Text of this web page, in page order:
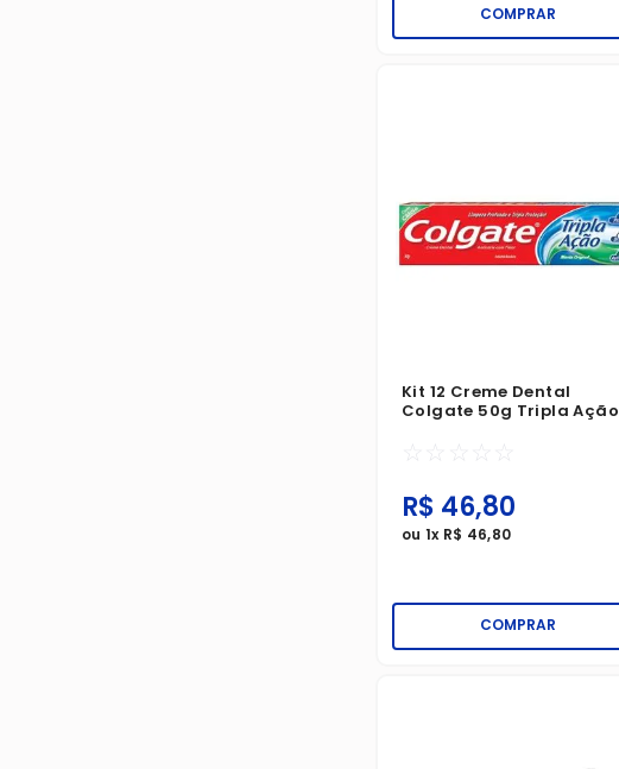
COMPRAR
Kit 12 Creme Dental
Colgate 50g Tripla Ação
☆ ☆ ☆ ☆ ☆
R$ 46,80
ou 1x R$ 46,80
COMPRAR